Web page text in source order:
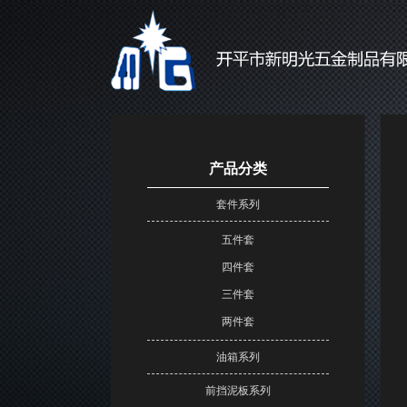
产品分类
套件系列
五件套
四件套
三件套
两件套
油箱系列
前挡泥板系列